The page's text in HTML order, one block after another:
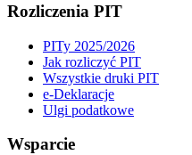
Rozliczenia PIT
PITy 2025/2026
Jak rozliczyć PIT
Wszystkie druki PIT
e-Deklaracje
Ulgi podatkowe
Wsparcie